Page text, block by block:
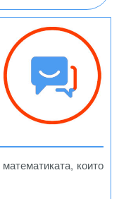
които